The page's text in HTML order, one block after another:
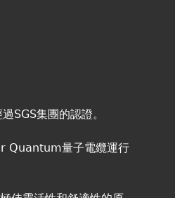
SGS集團的認證。
Quantum量子電纜運行